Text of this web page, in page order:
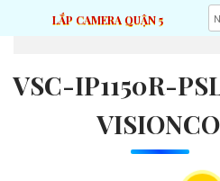
LẮP CAMERA QUẬN 5
VSC-IP1150R-